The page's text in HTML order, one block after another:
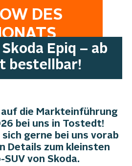
DES
Epiq – ab
bestellbar!
die Markteinführung
bei uns in Tostedt!
gerne bei uns vorab
Details zum kleinsten
von Skoda.